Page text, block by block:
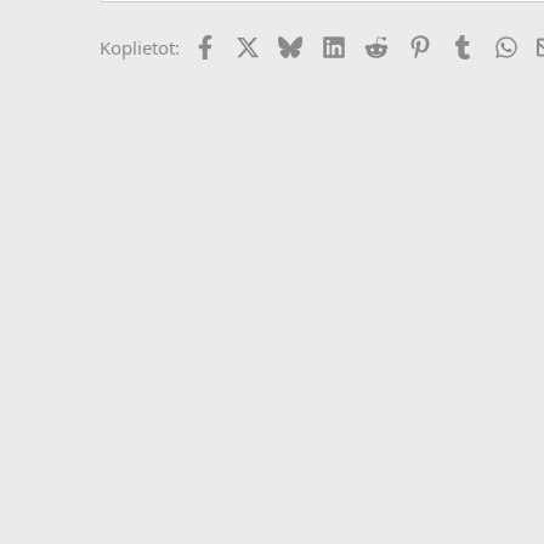
Koplietot: FacebookX (Twitter)
BlueskyLinkedIn
Reddit PinterestTumblr